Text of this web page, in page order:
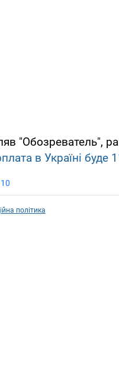
"Обозреватель",
в Україні буде
10
політика